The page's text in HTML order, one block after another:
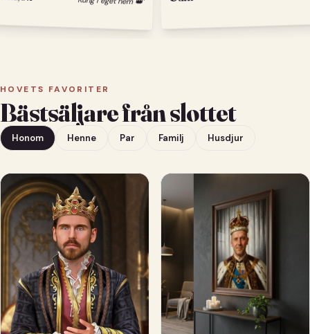
HOVETS FAVORITER
Bästsäljare från slottet
Honom Henne Par Familj Husdjur